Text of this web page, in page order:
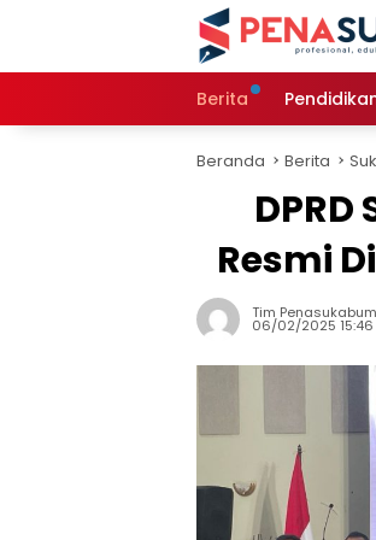
Berita
Beranda Berita
Resmi
Tim
06/02/2025 15:46